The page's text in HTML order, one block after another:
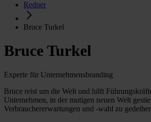
Redner
Bruce Turkel
Bruce Turkel
Experte für Unternehmensbranding
Bruce reist um die Welt und hilft
Unternehmen, in der mutigen neuen Welt
Verbrauchererwartungen und -wahl zu